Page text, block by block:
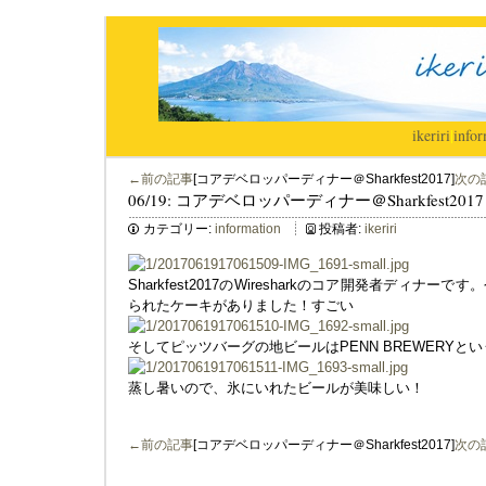
ikeriri|
←前の記事[コアデベロッパーディナー＠Sharkfest2017]次
06/19: コアデベロッパーディナー＠Sharkfest2017
カテゴリー: information 投稿者: ikeriri
Sharkfest2017のWiresharkのコア開発者ディナーです
られたケーキがありました！すごい
そしてピッツバーグの地ビールはPENN BREWERYと
蒸し暑いので、氷にいれたビールが美味しい！
←前の記事[コアデベロッパーディナー＠Sharkfest2017]次